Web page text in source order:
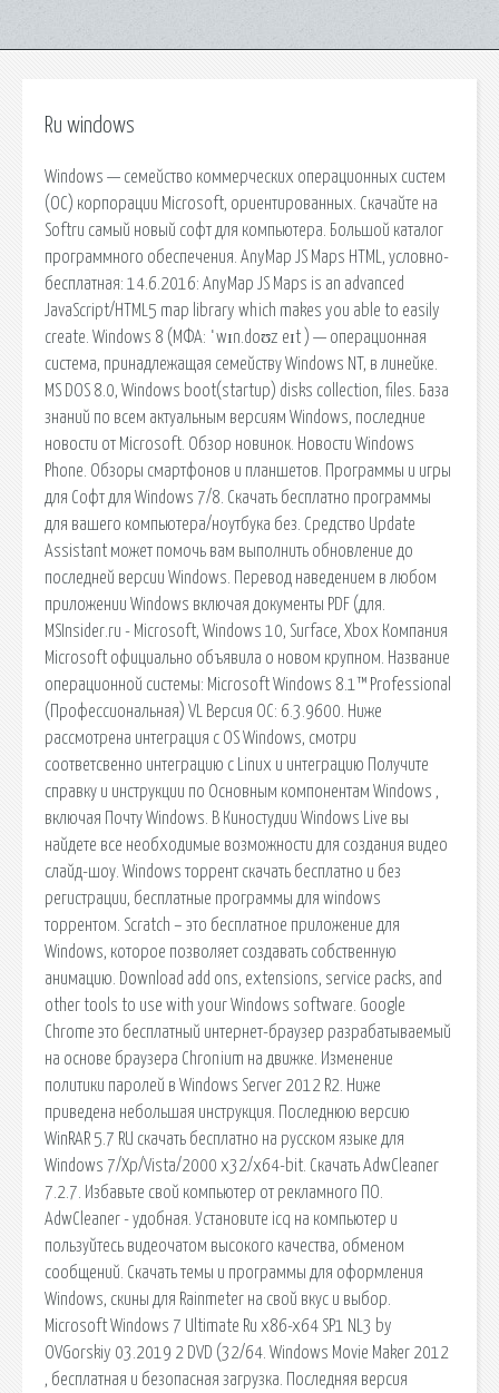
Ru windows
Windows — семейство коммерческих операционных систем
(OC) корпорации Microsoft, ориентированных. Скачайте на
Softru самый новый софт для компьютера. Большой каталог
программного обеспечения. AnyMap JS Maps HTML, условно-
бесплатная: 14.6.2016: AnyMap JS Maps is an advanced
JavaScript/HTML5 map library which makes you able to easily
create. Windows 8 (МФА: ˈwɪn.doʊz eɪt ) — операционная
система, принадлежащая семейству Windows NT, в линейке.
MS DOS 8.0, Windows boot(startup) disks collection, files. База
знаний по всем актуальным версиям Windows, последние
новости от Microsoft. Обзор новинок. Новости Windows
Phone. Обзоры смартфонов и планшетов. Программы и игры
для Софт для Windows 7/8. Скачать бесплатно программы
для вашего компьютера/ноутбука без. Средство Update
Assistant может помочь вам выполнить обновление до
последней версии Windows. Перевод наведением в любом
приложении Windows включая документы PDF (для.
MSInsider.ru - Microsoft, Windows 10, Surface, Xbox Компания
Microsoft официально объявила о новом крупном. Название
операционной системы: Microsoft Windows 8.1™ Professional
(Профессиональная) VL Версия ОС: 6.3.9600. Ниже
рассмотрена интеграция с OS Windows, смотри
соответсвенно интеграцию с Linux и интеграцию Получите
справку и инструкции по Основным компонентам Windows ,
включая Почту Windows. В Киностудии Windows Live вы
найдете все необходимые возможности для создания видео
слайд-шоу. Windows торрент скачать бесплатно и без
регистрации, бесплатные программы для windows
торрентом. Scratch – это бесплатное приложение для
Windows, которое позволяет создавать собственную
анимацию. Download add ons, extensions, service packs, and
other tools to use with your Windows software. Google
Chrome это бесплатный интернет-браузер разрабатываемый
на основе браузера Chronium на движке. Изменение
политики паролей в Windows Server 2012 R2. Ниже
приведена небольшая инструкция. Последнюю версию
WinRAR 5.7 RU скачать бесплатно на русском языке для
Windows 7/Xp/Vista/2000 x32/x64-bit. Скачать AdwCleaner
7.2.7. Избавьте свой компьютер от рекламного ПО.
AdwCleaner - удобная. Установите icq на компьютер и
пользуйтесь видеочатом высокого качества, обменом
сообщений. Скачать темы и программы для оформления
Windows, скины для Rainmeter на свой вкус и выбор.
Microsoft Windows 7 Ultimate Ru x86-x64 SP1 NL3 by
OVGorskiy 03.2019 2 DVD (32/64. Windows Movie Maker 2012
, бесплатная и безопасная загрузка. Последняя версия